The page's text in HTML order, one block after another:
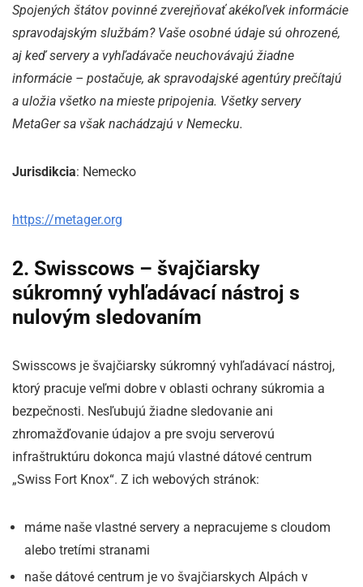
Spojených štátov povinné zverejňovať akékoľvek informácie
spravodajským službám? Vaše osobné údaje sú ohrozené,
aj keď servery a vyhľadávače neuchovávajú žiadne
informácie – postačuje, ak spravodajské agentúry prečítajú
a uložia všetko na mieste pripojenia. Všetky servery
MetaGer sa však nachádzajú v Nemecku.
Jurisdikcia: Nemecko
https://metager.org
2. Swisscows – švajčiarsky
súkromný vyhľadávací nástroj s
nulovým sledovaním
Swisscows je švajčiarsky súkromný vyhľadávací nástroj,
ktorý pracuje veľmi dobre v oblasti ochrany súkromia a
bezpečnosti. Nesľubujú žiadne sledovanie ani
zhromažďovanie údajov a pre svoju serverovú
infraštruktúru dokonca majú vlastné dátové centrum
„Swiss Fort Knox“. Z ich webových stránok:
máme naše vlastné servery a nepracujeme s cloudom
alebo tretími stranami
naše dátové centrum je vo švajčiarskych Alpách v